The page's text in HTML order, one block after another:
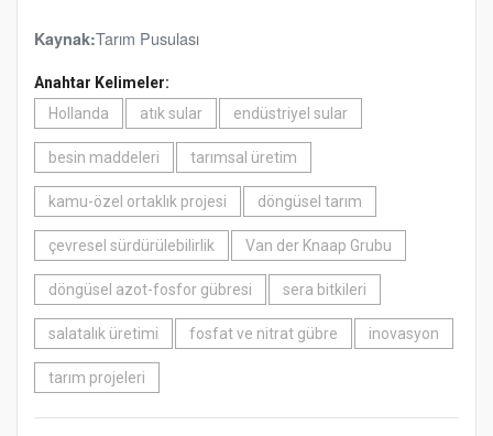
Kaynak:Tarım Pusulası
Anahtar Kelimeler:
Hollanda
atık sular endüstriyel sular
besin maddeleri tarımsal üretim
kamu-özel ortaklık projesi döngüsel tarım
çevresel sürdürülebilirlik Van der Knaap Grubu
döngüsel azot-fosfor gübresi sera bitkileri
salatalık üretimi fosfat ve nitrat gübre inovasyon
tarım projeleri